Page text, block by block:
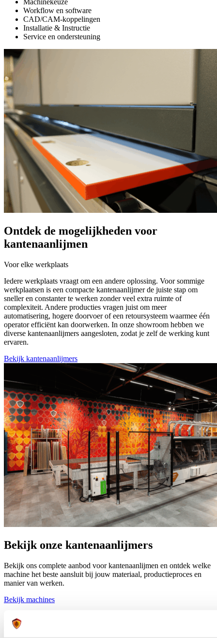
Machinekeuze
Workflow en software
CAD/CAM-koppelingen
Installatie & Instructie
Service en ondersteuning
Ontdek de mogelijkheden voor
kantenaanlijmen
Voor elke werkplaats
Iedere werkplaats vraagt om een andere oplossing. Voor sommige
werkplaatsen is een compacte kantenaanlijmer de juiste stap om
sneller en constanter te werken zonder veel extra ruimte of
complexiteit. Andere producties vragen juist om meer
automatisering, hogere doorvoer of een retoursysteem waarmee één
operator efficiënt kan doorwerken. In onze showroom hebben we
diverse kantenaanlijmers aangesloten, zodat je zelf de werking kunt
ervaren.
Bekijk kantenaanlijmers
Bekijk onze kantenaanlijmers
Bekijk ons complete aanbod voor kantenaanlijmen en ontdek welke
machine het beste aansluit bij jouw materiaal, productieproces en
manier van werken.
Bekijk machines
Altendorf F2 kantenaanlijmer